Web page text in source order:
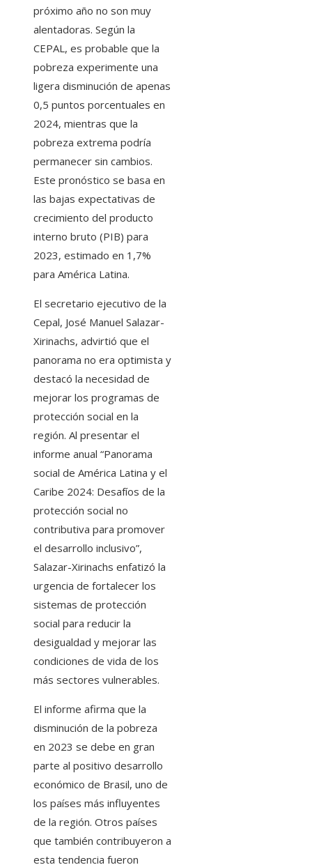
próximo año no son muy
alentadoras. Según la
CEPAL, es probable que la
pobreza experimente una
ligera disminución de apenas
0,5 puntos porcentuales en
2024, mientras que la
pobreza extrema podría
permanecer sin cambios.
Este pronóstico se basa en
las bajas expectativas de
crecimiento del producto
interno bruto (PIB) para
2023, estimado en 1,7%
para América Latina.
El secretario ejecutivo de la
Cepal, José Manuel Salazar-
Xirinachs, advirtió que el
panorama no era optimista y
destacó la necesidad de
mejorar los programas de
protección social en la
región. Al presentar el
informe anual “Panorama
social de América Latina y el
Caribe 2024: Desafíos de la
protección social no
contributiva para promover
el desarrollo inclusivo”,
Salazar-Xirinachs enfatizó la
urgencia de fortalecer los
sistemas de protección
social para reducir la
desigualdad y mejorar las
condiciones de vida de los
más sectores vulnerables.
El informe afirma que la
disminución de la pobreza
en 2023 se debe en gran
parte al positivo desarrollo
económico de Brasil, uno de
los países más influyentes
de la región. Otros países
que también contribuyeron a
esta tendencia fueron